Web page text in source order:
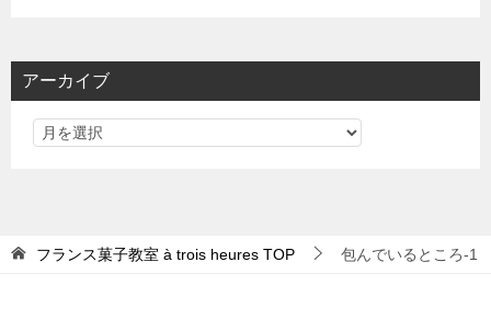
リ
アーカイブ
フランス菓子教室 à trois heures TOP 包んでいるところ-1